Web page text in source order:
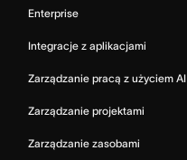
Enterprise
Integracje z aplikacjami
Zarządzanie pracą z użyciem AI
Zarządzanie projektami
Zarządzanie zasobami